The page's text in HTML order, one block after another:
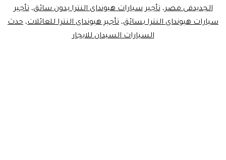
الجديدفى مصر،تأجير سيارات هيونداى النترا بدون سائق،تأجير
سيارات هيونداى النترا بسائق، تأجير هيونداى النترا للعائلات، حدث
السيارات السيدان للايجار